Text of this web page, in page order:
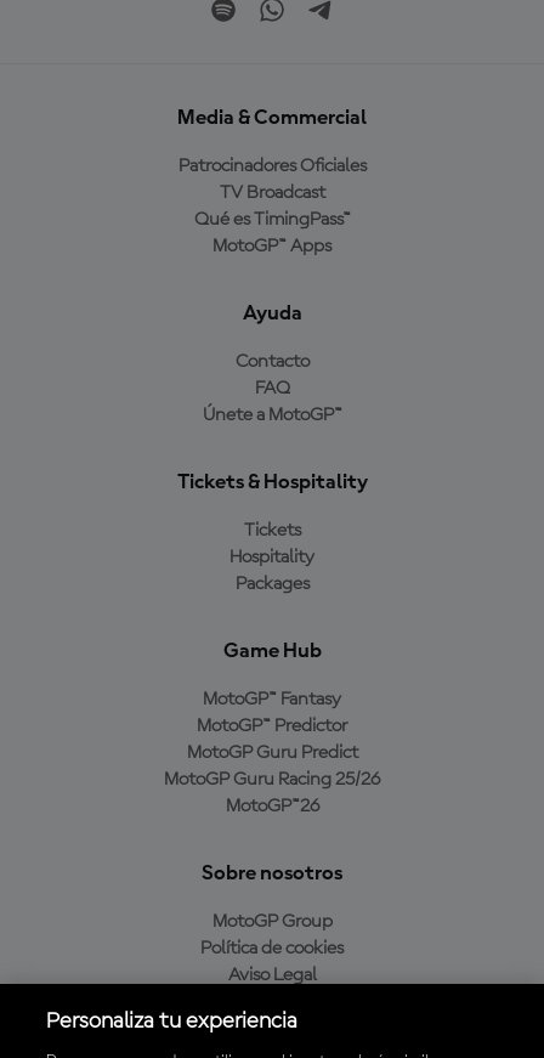
Media & Commercial
Patrocinadores Oficiales
TV Broadcast
Qué es TimingPass™
MotoGP™ Apps
Ayuda
Contacto
FAQ
Únete a MotoGP™
Tickets & Hospitality
Tickets
Hospitality
Packages
Game Hub
MotoGP™ Fantasy
MotoGP™ Predictor
MotoGP Guru Predict
MotoGP Guru Racing 25/26
MotoGP™26
Sobre nosotros
MotoGP Group
Política de cookies
Aviso Legal
Política de compra
Personaliza tu experiencia